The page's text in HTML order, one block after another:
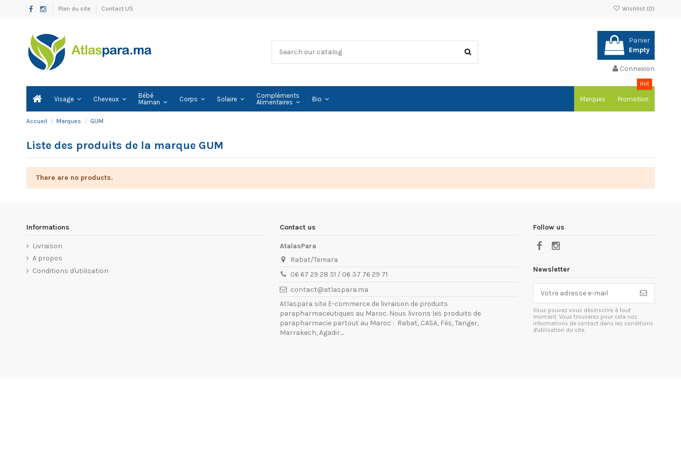
Plan du site Contact US Wishlist (0)
Panier
Empty
Connexion
Visage Cheveux
Bébé
Maman
Corps Solaire
Compléments
Alimentaires
Promotion
Hot
Bio Marques
Accueil Marques GUM
Liste des produits de la marque GUM
There are no products.
Informations
Livraison
A propos
Conditions d'utilisation
Contact us
AtalasPara
Rabat/Temara
06 67 29 28 51 / 06 37 76 29 71
contact@atlaspara.ma
Atlaspara site E-commerce de livraison de produits
parapharmaceutiques au Maroc. Nous livrons les produits de
parapharmacie partout au Maroc : Rabat, CASA, Fès, Tanger,
Marrakech, Agadir....
Follow us
Newsletter
Vous pouvez vous désinscrire à tout
moment. Vous trouverez pour cela nos
informations de contact dans les conditions
d'utilisation du site.